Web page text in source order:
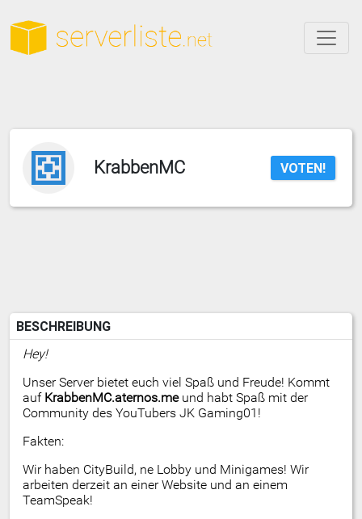
KrabbenMC VOTEN!
BESCHREIBUNG
Hey!
Unser Server bietet euch viel Spaß und Freude! Kommt
auf KrabbenMC.aternos.meund habt Spaß mit der
Community des YouTubers JK Gaming01!
Fakten:
Wir haben CityBuild, ne Lobby und Minigames! Wir
arbeiten derzeit an einer Website und an einem
TeamSpeak!